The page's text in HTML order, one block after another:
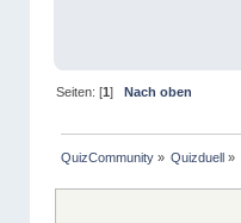
Seiten: [1] Nach oben
QuizCommunity» Quizduell »